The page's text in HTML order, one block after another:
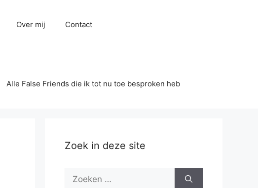
Over mij Contact
Alle False Friends die ik tot nu toe besproken heb
Zoek in deze site
Zoek